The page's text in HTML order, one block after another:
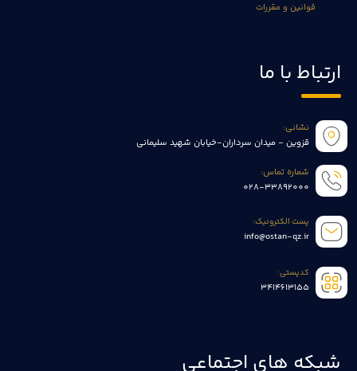
قوانین و مقررات
ارتباط با ما
نشانی:
قزوین - میدان سرداران-خیابان شهید سلیمانی
شماره تماس:
028-33892000
پست الکترونیک:
info@ostan-qz.ir
کدپستی:
3414613155
شبکه های اجتماعی